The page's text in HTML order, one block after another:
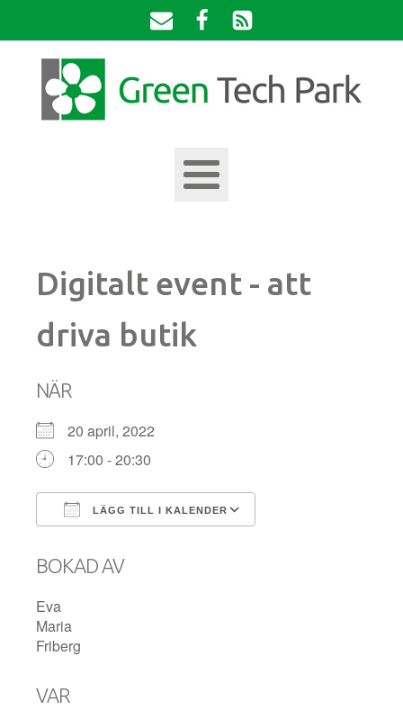
Digitalt event - att
driva butik
NÄR
20 april, 2022
17:00 - 20:30
LÄGG TILL I KALENDER
BOKAD AV
Eva
Maria
Friberg
VAR